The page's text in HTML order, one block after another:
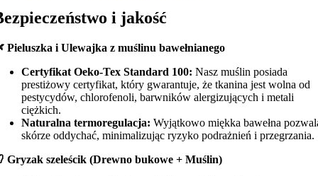
i jakość
Pieluszka i Ulewajka z muślinu bawełnianego
Certyfikat Oeko-Tex Standard 100: Nasz muślin posiada
prestiżowy certyfikat, który gwarantuje, że tkanina jest wolna od
pestycydów, chlorofenoli, barwników alergizujących i metali
ciężkich.
Naturalna termoregulacja: Wyjątkowo miękka bawełna
skórze oddychać, minimalizując ryzyko podrażnień i przegrzania.
Gryzak szeleścik (Drewno bukowe + Muślin)